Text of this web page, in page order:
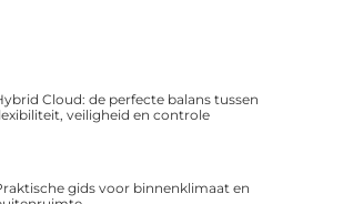
Cloud: de perfecte balans tussen
veiligheid en controle
gids voor binnenklimaat en